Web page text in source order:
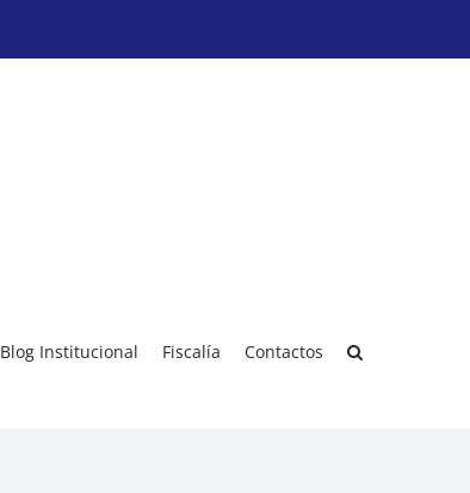
Blog Institucional Fiscalía Contactos